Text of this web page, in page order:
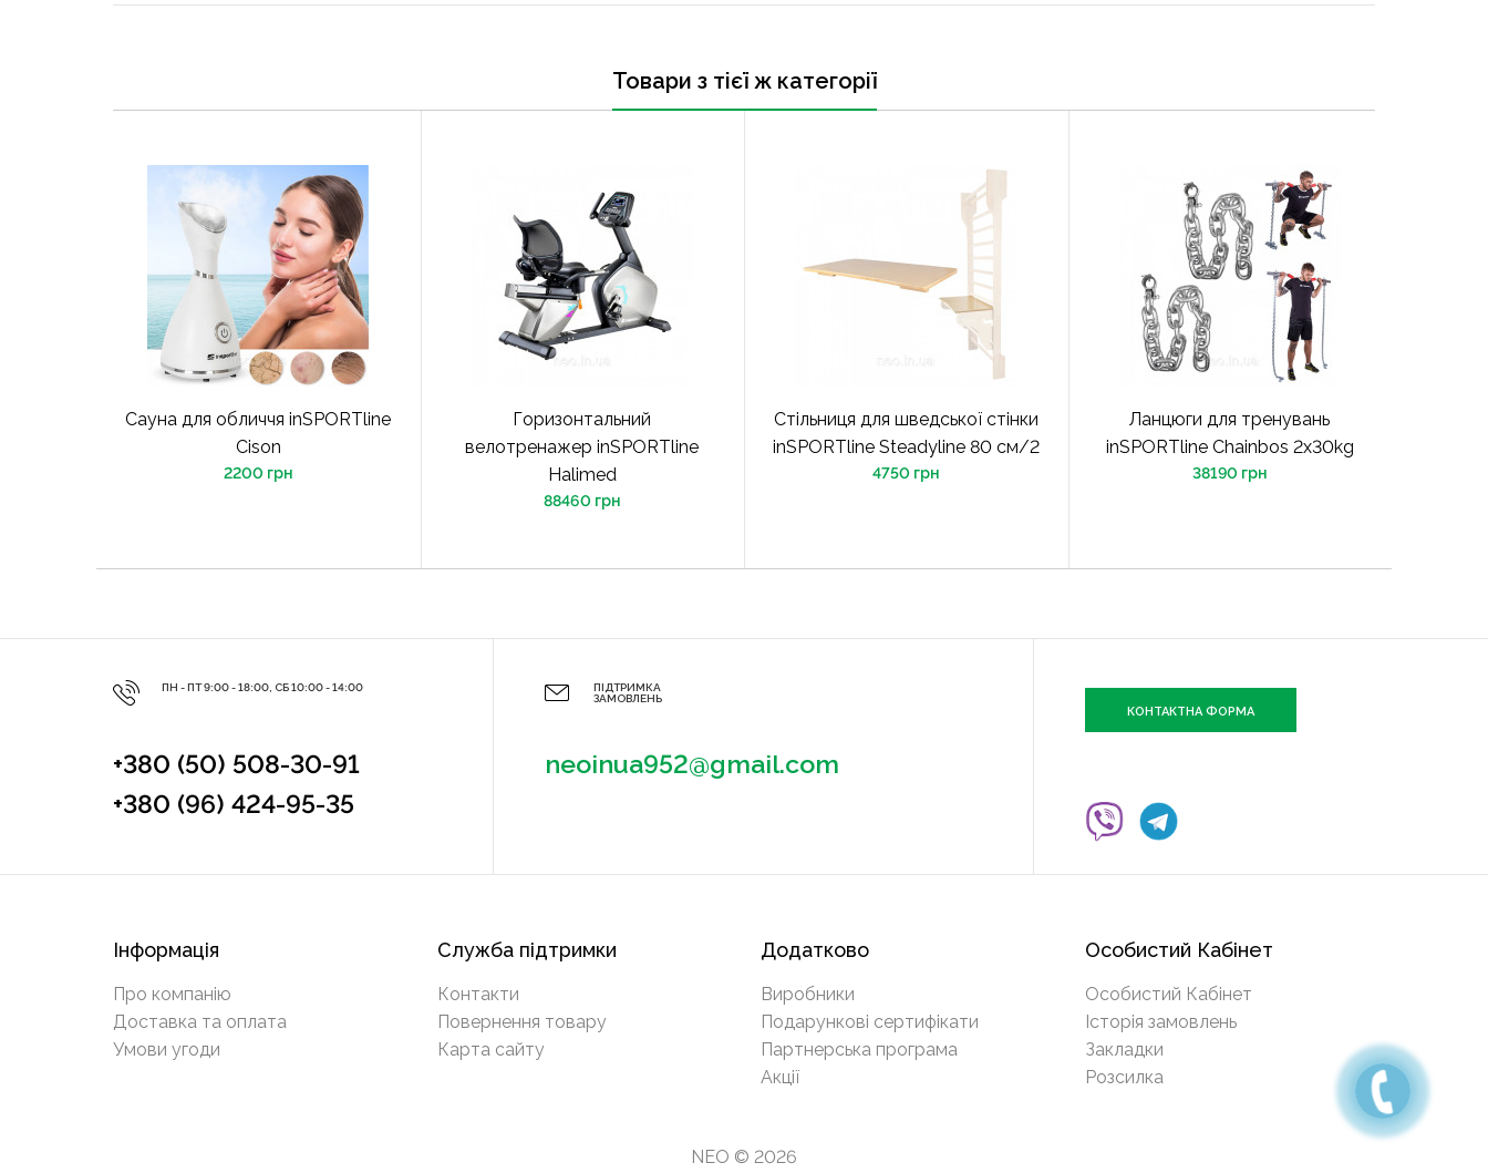
Товари з тієї ж категорії
Сауна для обличчя inSPORTline
Cison
2200 грн
Горизонтальний
велотренажер inSPORTline
Halimed
88460 грн
Стільниця для шведської стінки
inSPORTline Steadyline 80 см/2
4750 грн
Ланцюги для тренувань
inSPORTline Chainbos 2x30kg
38190 грн
ПН - ПТ 9:00 - 18:00, СБ 10:00 - 14:00
+380 (50) 508-30-91
+380 (96) 424-95-35
ПІДТРИМКА
ЗАМОВЛЕНЬ
neoinua952@gmail.com
КОНТАКТНА ФОРМА
Інформація
Про компанію
Доставка та оплата
Умови угоди
Служба підтримки
Контакти
Повернення товару
Карта сайту
Додатково
Виробники
Подарункові сертифікати
Партнерська програма
Акції
Особистий Кабінет
Особистий Кабінет
Історія замовлень
Закладки
Розсилка
NEO © 2026